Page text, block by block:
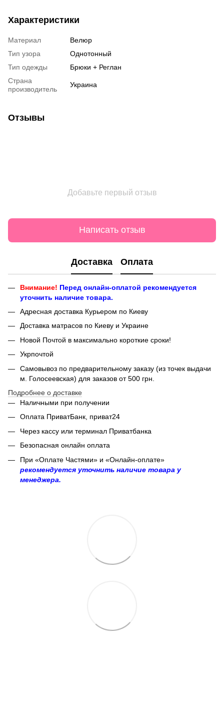
Характеристики
Материал
Велюр
Тип узора
Однотонный
Тип одежды
Брюки + Реглан
Страна
производитель
Украина
Отзывы
Добавьте первый отзыв
Написать отзыв
Доставка Оплата
Внимание! Перед онлайн-оплатой рекомендуется
уточнить наличие товара.
Адресная доставка Курьером по Киеву
Доставка матрасов по Киеву и Украине
Новой Почтой в максимально короткие сроки!
Укрпочтой
Самовывоз по предварительному заказу (из точек выдачи
м. Голосеевская) для заказов от 500 грн.
Подробнее о доставке
Наличными при получении
Оплата ПриватБанк, приват24
Через кассу или терминал Приватбанка
Безопасная онлайн оплата
При «Оплате Частями» и «Онлайн-оплате»
рекомендуется уточнить наличие товара у
менеджера.